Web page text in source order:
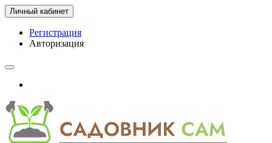
Личный кабинет
Регистрация
Авторизация